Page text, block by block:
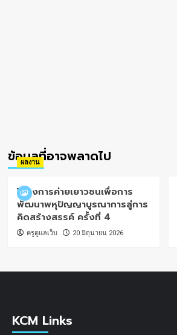
ข้อมูลที่อาจพลาดไป
ผลงาน
โครงการค่ายเยาวชนเพื่อการ
พัฒนาพหุปัญญาบูรณาการสู่การ
คิดสร้างสรรค์ ครั้งที่ 4
ครูดูแลเว็บ 20 มิถุนายน 2026
KCM Links